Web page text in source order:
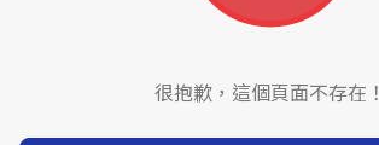
很抱歉，這個頁面不存在！